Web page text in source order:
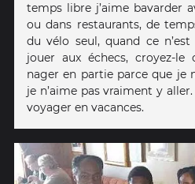
temps libre j’aime bavarder
ou dans restaurants, de
du vélo seul, quand ce
jouer aux échecs, croyez-le
nager en partie parce que je
je n’aime pas vraiment y
voyager en vacances.